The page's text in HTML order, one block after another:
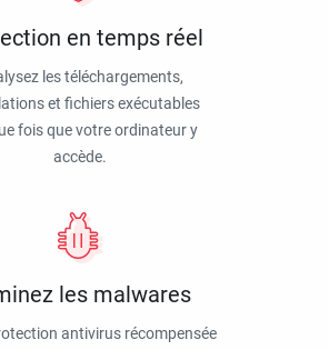
en temps réel
les téléchargements,
et fichiers exécutables
fois que votre ordinateur y
accède.
les malwares
antivirus récompensée